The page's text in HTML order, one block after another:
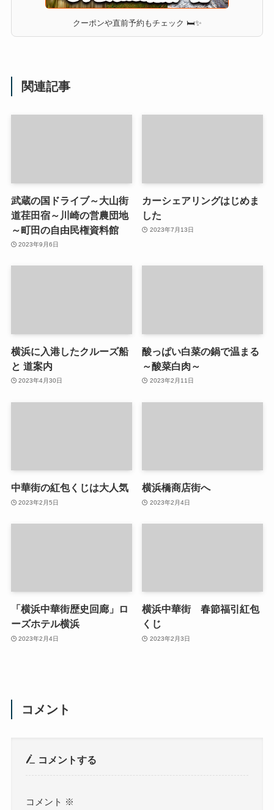
クーポンや直前予約もチェック 🛏✨
関連記事
武蔵の国ドライブ～大山街
道荏田宿～川崎の営農団地
～町田の自由民権資料館
2023年9月6日
カーシェアリングはじめま
した
2023年7月13日
横浜に入港したクルーズ船
と 道案内
2023年4月30日
酸っぱい白菜の鍋で温まる
～酸菜白肉～
2023年2月11日
中華街の紅包くじは大人気
2023年2月5日
横浜橋商店街へ
2023年2月4日
「横浜中華街歴史回廊」ロ
ーズホテル横浜
2023年2月4日
横浜中華街 春節福引紅包
くじ
2023年2月3日
コメント
コメントする
コメント ※